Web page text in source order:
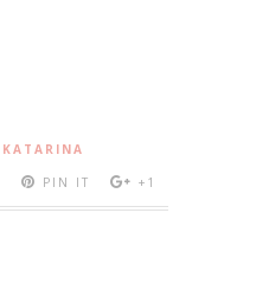
KATARINA
PIN IT +1